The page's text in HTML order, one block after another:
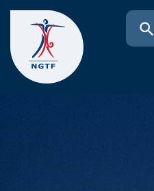
Skip
content
search